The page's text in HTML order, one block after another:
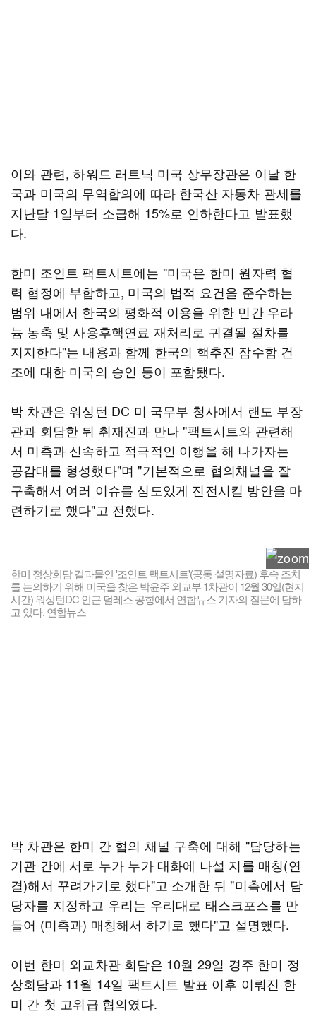
이와 관련, 하워드 러트닉 미국 상무장관은 이날 한
국과 미국의 무역합의에 따라 한국산 자동차 관세를
지난달 1일부터 소급해 15%로 인하한다고 발표했
다.
한미 조인트 팩트시트에는 "미국은 한미 원자력 협
력 협정에 부합하고, 미국의 법적 요건을 준수하는
범위 내에서 한국의 평화적 이용을 위한 민간 우라
늄 농축 및 사용후핵연료 재처리로 귀결될 절차를
지지한다"는 내용과 함께 한국의 핵추진 잠수함 건
조에 대한 미국의 승인 등이 포함됐다.
박 차관은 워싱턴 DC 미 국무부 청사에서 랜도 부장
관과 회담한 뒤 취재진과 만나 "팩트시트와 관련해
서 미측과 신속하고 적극적인 이행을 해 나가자는
공감대를 형성했다"며 "기본적으로 협의채널을 잘
구축해서 여러 이슈를 심도있게 진전시킬 방안을 마
련하기로 했다"고 전했다.
한미 정상회담 결과물인 '조인트 팩트시트'(공동 설명자료) 후속 조치
를 논의하기 위해 미국을 찾은 박윤주 외교부 1차관이 12월 30일(현지
시간) 워싱턴DC 인근 덜레스 공항에서 연합뉴스 기자의 질문에 답하
고 있다. 연합뉴스
박 차관은 한미 간 협의 채널 구축에 대해 "담당하는
기관 간에 서로 누가 누가 대화에 나설 지를 매칭(연
결)해서 꾸려가기로 했다"고 소개한 뒤 "미측에서 담
당자를 지정하고 우리는 우리대로 태스크포스를 만
들어 (미측과) 매칭해서 하기로 했다"고 설명했다.
이번 한미 외교차관 회담은 10월 29일 경주 한미 정
상회담과 11월 14일 팩트시트 발표 이후 이뤄진 한
미 간 첫 고위급 협의였다.